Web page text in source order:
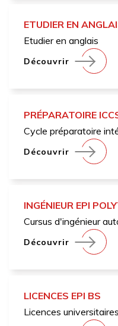
ETUDIER EN
Etudier en anglais
Découvrir
PRÉPARATOIRE
Cycle préparatoire
Découvrir
INGÉNIEUR EPI
Cursus d'ingénieur
Découvrir
LICENCES EPI BS
Licences